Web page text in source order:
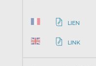
LIEN
LINK